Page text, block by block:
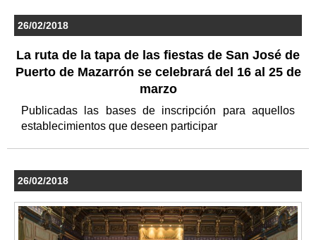
26/02/2018
La ruta de la tapa de las fiestas de San José de
Puerto de Mazarrón se celebrará del 16 al 25 de
marzo
Publicadas las bases de inscripción para aquellos
establecimientos que deseen participar
26/02/2018